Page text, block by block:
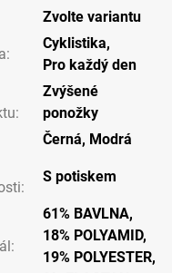
Zvolte variantu
:
Cyklistika,
Pro každý den
:
Zvýšené
ponožky
Černá, Modrá
:
S potiskem
:
61% BAVLNA,
18% POLYAMID,
19% POLYESTER,